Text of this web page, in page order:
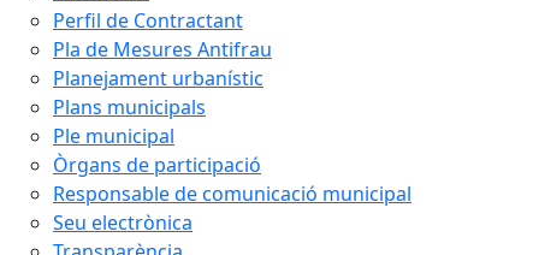
Perfil de Contractant
Pla de Mesures Antifrau
Planejament urbanístic
Plans municipals
Ple municipal
Òrgans de participació
Responsable de comunicació municipal
Seu electrònica